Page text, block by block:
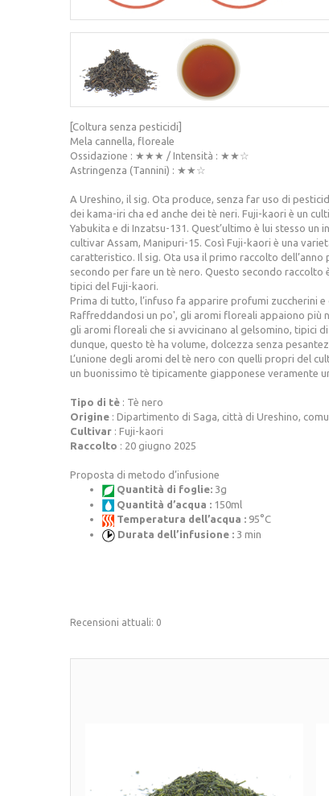
[Coltura senza pesticidi]
Mela cannella, floreale
Ossidazione : ★★★ / Intensità : ★★☆
Astringenza (Tannini) : ★★☆
A Ureshino, il sig. Ota produce, senza far uso di
dei kama-iri cha ed anche dei tè neri. Fuji-kaori è un
Yabukita e di Inzatsu-131. Quest’ultimo è lui stesso
cultivar Assam, Manipuri-15. Così Fuji-kaori è una
caratteristico. Il sig. Ota usa il primo raccolto
secondo per fare un tè nero. Questo secondo
tipici del Fuji-kaori.
Prima di tutto, l’infuso fa apparire profumi zuccherini e
Raffreddandosi un po', gli aromi floreali appaiono più
gli aromi floreali che si avvicinano al gelsomino, tipici
dunque, questo tè ha volume, dolcezza senza
L’unione degli aromi del tè nero con quelli propri del
un buonissimo tè tipicamente giapponese veramente
Tipo di tè : Tè nero
Origine : Dipartimento di Saga, città di Ureshino,
Cultivar : Fuji-kaori
Raccolto : 20 giugno 2025
Proposta di metodo d’infusione
Quantità di foglie: 3g
Quantità d’acqua : 150ml
Temperatura dell’acqua : 95°C
Durata dell’infusione : 3 min
Recensioni attuali: 0